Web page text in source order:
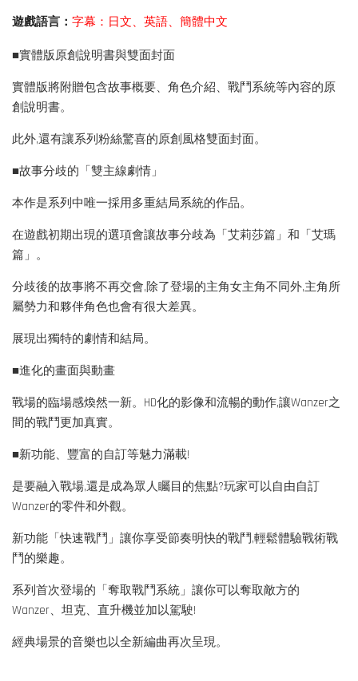
遊戲語言： 字幕：日文、英語、簡體中文
■實體版原創說明書與雙面封面
實體版將附贈包含故事概要、角色介紹、戰鬥系統等內容的原
創說明書。
此外,還有讓系列粉絲驚喜的原創風格雙面封面。
■故事分歧的「雙主線劇情」
本作是系列中唯一採用多重結局系統的作品。
在遊戲初期出現的選項會讓故事分歧為「艾莉莎篇」和「艾瑪
篇」。
分歧後的故事將不再交會,除了登場的主角女主角不同外,主角所
屬勢力和夥伴角色也會有很大差異。
展現出獨特的劇情和結局。
■進化的畫面與動畫
戰場的臨場感煥然一新。HD化的影像和流暢的動作,讓Wanzer之
間的戰鬥更加真實。
■新功能、豐富的自訂等魅力滿載!
是要融入戰場,還是成為眾人矚目的焦點?玩家可以自由自訂
Wanzer的零件和外觀。
新功能「快速戰鬥」讓你享受節奏明快的戰鬥,輕鬆體驗戰術戰
鬥的樂趣。
系列首次登場的「奪取戰鬥系統」讓你可以奪取敵方的
Wanzer、坦克、直升機並加以駕駛!
經典場景的音樂也以全新編曲再次呈現。